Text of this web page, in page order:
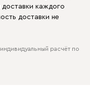
доставки каждого
доставки не
расчёт по